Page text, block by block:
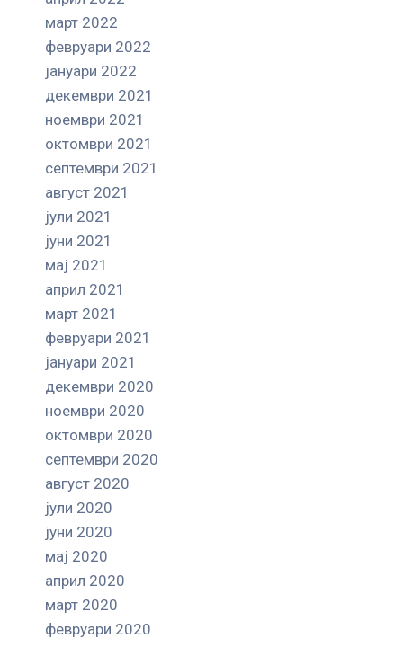
март 2022
февруари 2022
јануари 2022
декември 2021
ноември 2021
октомври 2021
септември 2021
август 2021
јули 2021
јуни 2021
мај 2021
април 2021
март 2021
февруари 2021
јануари 2021
декември 2020
ноември 2020
октомври 2020
септември 2020
август 2020
јули 2020
јуни 2020
мај 2020
април 2020
март 2020
февруари 2020